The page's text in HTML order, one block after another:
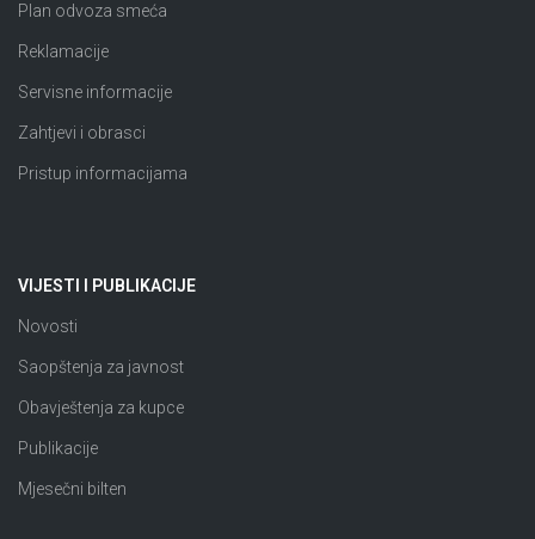
Plan odvoza smeća
Reklamacije
Servisne informacije
Zahtjevi i obrasci
Pristup informacijama
VIJESTI I PUBLIKACIJE
Novosti
Saopštenja za javnost
Obavještenja za kupce
Publikacije
Mjesečni bilten